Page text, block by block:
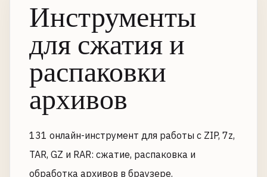
Инструменты
для сжатия и
распаковки
архивов
131 онлайн-инструмент для работы с ZIP, 7z,
TAR, GZ и RAR: сжатие, распаковка и
обработка архивов в браузере.